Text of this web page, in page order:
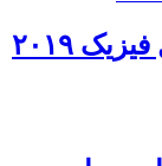
۲۰۱۹